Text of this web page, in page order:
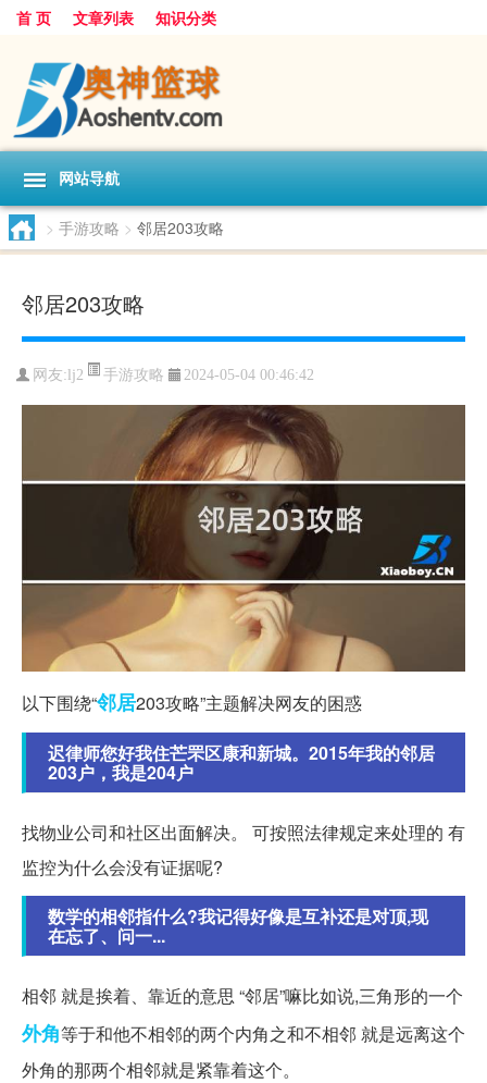
首 页 文章列表 知识分类
网站导航
> 手游攻略 > 邻居203攻略
邻居203攻略
网友:lj2 手游攻略 2024-05-04 00:46:42
以下围绕“邻居203攻略”主题解决网友的困惑
迟律师您好我住芒罘区康和新城。2015年我的邻居
203户，我是204户
找物业公司和社区出面解决。 可按照法律规定来处理的 有
监控为什么会没有证据呢?
数学的相邻指什么?我记得好像是互补还是对顶,现
在忘了、问一...
相邻 就是挨着、靠近的意思 “邻居”嘛比如说,三角形的一个
外角等于和他不相邻的两个内角之和不相邻 就是远离这个
外角的那两个相邻就是紧靠着这个。